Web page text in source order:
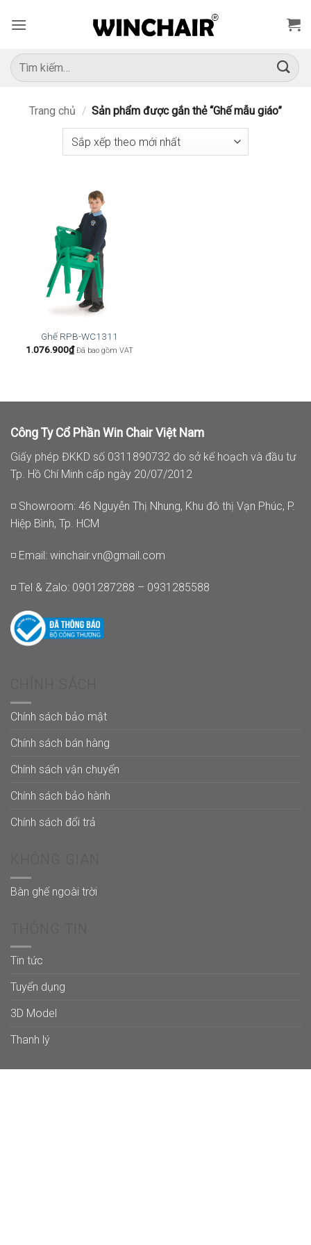
qua
dung
Tìm
kiếm:
Trang chủ / Sản phẩm được gắn thẻ “Ghế mẫu giáo”
Ghế RPB-WC1311
1.076.900₫ Đã bao gồm VAT
Công Ty Cổ Phần Win Chair Việt Nam
Giấy phép ĐKKD số 0311890732 do sở kế hoạch và đầu tư
Tp. Hồ Chí Minh cấp ngày 20/07/2012
◽ Showroom: 46 Nguyễn Thị Nhung, Khu đô thị Vạn Phúc, P.
Hiệp Bình, Tp. HCM
◽ Email: winchair.vn@gmail.com
◽ Tel & Zalo: 0901287288 – 0931285588
Chính sách bảo mật
Chính sách bán hàng
Chính sách vận chuyển
Chính sách bảo hành
Chính sách đổi trả
Bàn ghế ngoài trời
Tin tức
Tuyển dụng
3D Model
Thanh lý